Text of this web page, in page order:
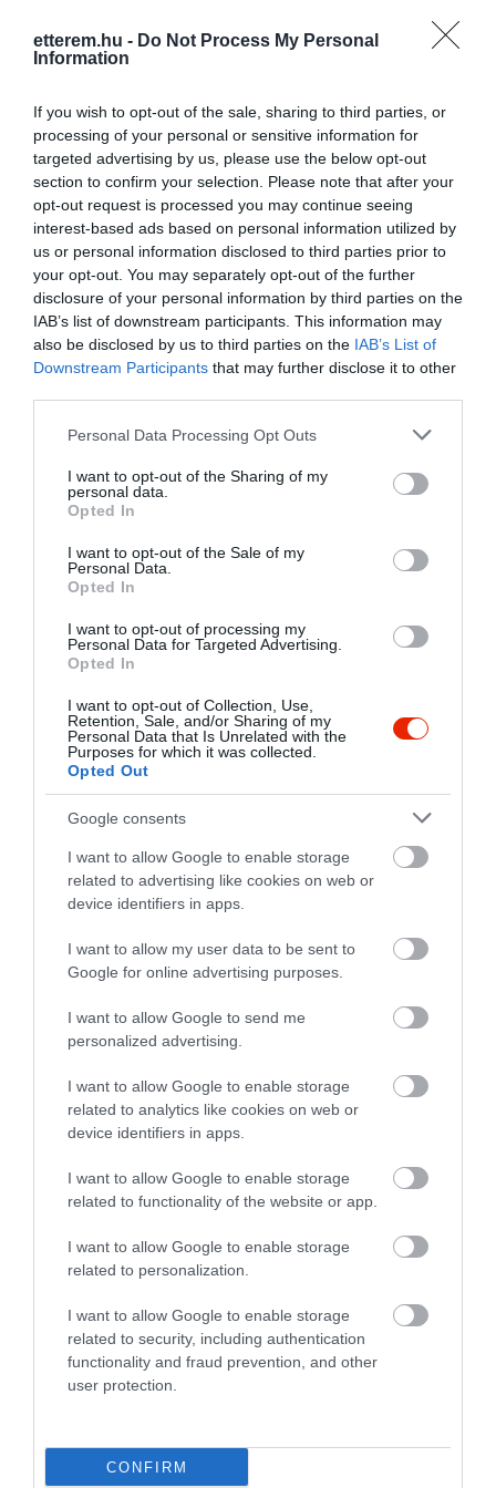
etterem.hu - Do Not Process My Personal
Information
If you wish to opt-out of the sale, sharing to third parties, or
processing of your personal or sensitive information for
targeted advertising by us, please use the below opt-out
section to confirm your selection. Please note that after your
opt-out request is processed you may continue seeing
interest-based ads based on personal information utilized by
us or personal information disclosed to third parties prior to
your opt-out. You may separately opt-out of the further
disclosure of your personal information by third parties on the
IAB’s list of downstream participants. This information may
also be disclosed by us to third parties on the IAB’s List of
Downstream Participants that may further disclose it to other
Please note that this website/app uses one or more Google
not limited to your visit or usage behaviour. You may click to
grant or deny consent to Google and its third-party tags to
use your data for below specified purposes in below Google
consent section.
Personal Data Processing Opt Outs
I want to opt-out of the Sharing of my
personal data.
Opted In
I want to opt-out of the Sale of my
Personal Data.
Opted In
I want to opt-out of processing my
Personal Data for Targeted Advertising.
Opted In
I want to opt-out of Collection, Use,
Retention, Sale, and/or Sharing of my
Personal Data that Is Unrelated with the
Purposes for which it was collected.
Opted Out
Google consents
I want to allow Google to enable storage
related to advertising like cookies on web or
device identifiers in apps.
I want to allow my user data to be sent to
Google for online advertising purposes.
I want to allow Google to send me
personalized advertising.
I want to allow Google to enable storage
related to analytics like cookies on web or
device identifiers in apps.
I want to allow Google to enable storage
related to functionality of the website or app.
I want to allow Google to enable storage
related to personalization.
I want to allow Google to enable storage
related to security, including authentication
functionality and fraud prevention, and other
user protection.
CONFIRM
Kapcsolat
9228 Halászi, Dunasétány
+36 96 210 088
szomti@freemail.hu
http://www.partyszabadido.hu/
https://www.facebook.com/PartyCsardaEsSzabadidopark
4.0
Összesen 1
5 0
1
3 0
2 0